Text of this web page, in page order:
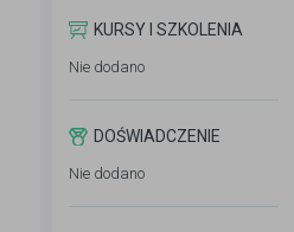
KURSY I SZKOLENIA
Nie dodano
DOŚWIADCZENIE
Nie dodano